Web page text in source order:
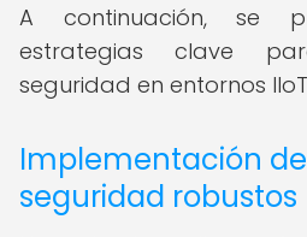
A continuación, se
estrategias clave
seguridad en entornos
Implementación
seguridad robustos